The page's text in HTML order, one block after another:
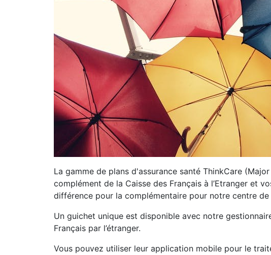
La gamme de plans d'assurance santé ThinkCare
complément de la Caisse des Français à l’Etranger et
différence pour la complémentaire pour notre centre de
Un guichet unique est disponible avec notre
Français par l’étranger.
Vous pouvez utiliser leur application mobile pour le